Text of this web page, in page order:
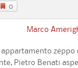
0
Marco
appartamento
Pietro Benati